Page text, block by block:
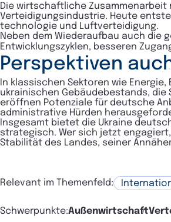
Die wirtschaftliche
Verteidigungsindustrie. Heute
technologie und Luftverteidigung.
Neben dem Wiederaufbau auch die
Entwicklungszyklen, besseren
Perspektiven
In klassischen Sektoren wie
ukrainischen Gebäudebestands,
eröffnen Potenziale für deutsche
administrative Hürden
Insgesamt bietet die Ukraine
strategisch. Wer sich jetzt
Stabilität des Landes, seiner
Relevant im Themenfeld:
Schwerpunkte:Außenwirtschaft